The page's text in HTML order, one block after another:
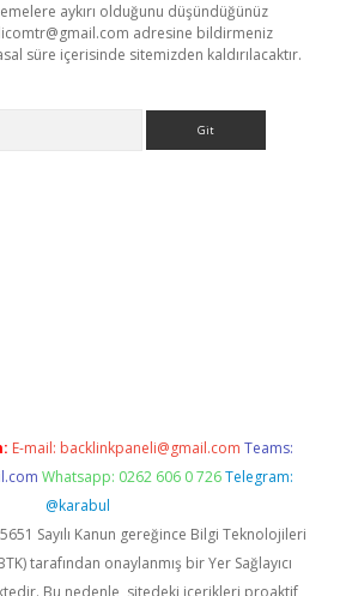
aykırı olduğunu düşündüğünüz
adresine bildirmeniz
süre içerisinde sitemizden kaldırılacaktır.
E-mail: backlinkpaneli@gmail.com Teams:
Whatsapp: 0262 606 0 726 Telegram:
@karabul
Sayılı Kanun gereğince Bilgi Teknolojileri
tarafından onaylanmış bir Yer Sağlayıcı
Bu nedenle, sitedeki içerikleri proaktif